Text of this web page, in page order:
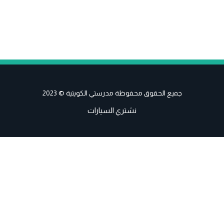
جميع الحقوق محفوظة مدرستي الكويتية © 2023
نشتري السيارات